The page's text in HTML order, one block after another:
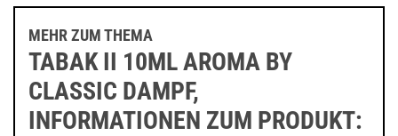
MEHR ZUM THEMA
TABAK II 10ML AROMA BY
CLASSIC DAMPF,
INFORMATIONEN ZUM PRODUKT: